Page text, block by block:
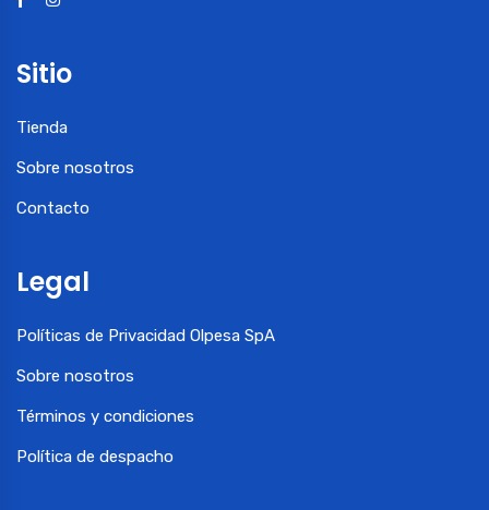
Sitio
Tienda
Sobre nosotros
Contacto
Legal
Políticas de Privacidad Olpesa SpA
Sobre nosotros
Términos y condiciones
Política de despacho